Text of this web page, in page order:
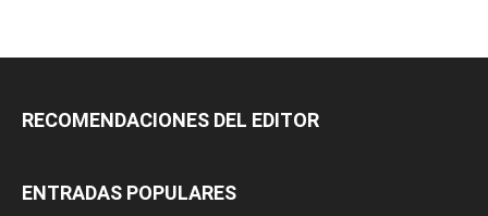
RECOMENDACIONES DEL EDITOR
ENTRADAS POPULARES